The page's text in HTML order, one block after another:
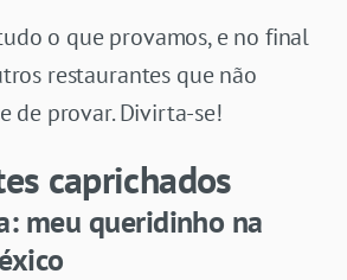
o que provamos, e no final
restaurantes que não
de provar. Divirta-se!
caprichados
meu queridinho na